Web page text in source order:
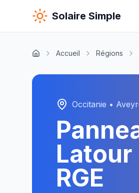
Solaire Simple
Accueil Régions
Occitanie •
Latour
RGE